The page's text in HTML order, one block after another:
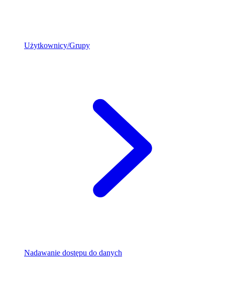
Użytkownicy/Grupy
Nadawanie dostępu do danych